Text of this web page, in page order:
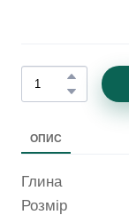
ОПИС
Глина
Розмір